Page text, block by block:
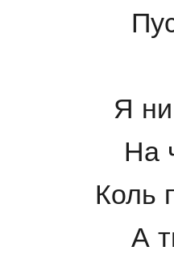
Я
На
Коль
А